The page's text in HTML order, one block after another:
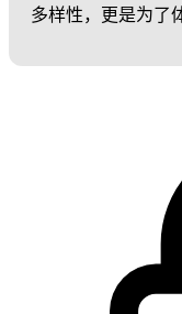
多样性，更是为了